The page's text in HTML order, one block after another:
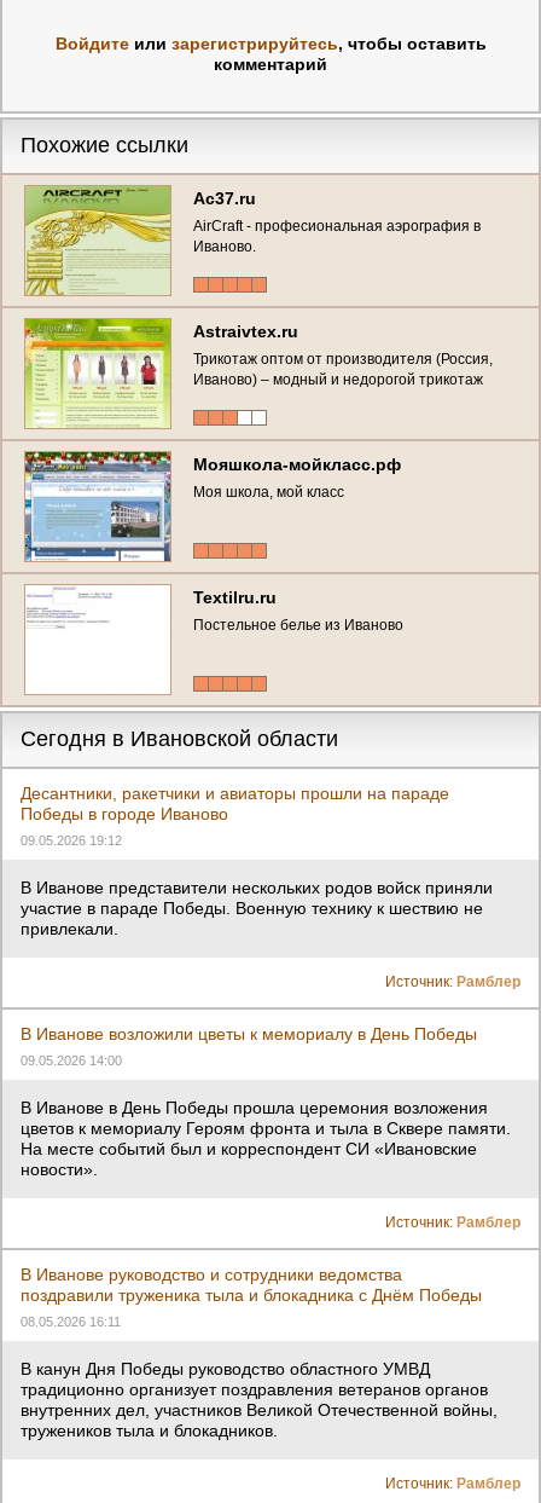
Войдитеили зарегистрируйтесь, чтобы оставить
комментарий
Похожие ссылки
Ac37.ru
AirCraft - професиональная аэрография в
Иваново.
Astraivtex.ru
Трикотаж оптом от производителя (Россия,
Иваново) – модный и недорогой трикотаж
Мояшкола-мойкласс.рф
Моя школа, мой класс
Textilru.ru
Постельное белье из Иваново
Сегодня в Ивановской области
Десантники, ракетчики и авиаторы прошли на параде
Победы в городе Иваново
09.05.2026 19:12
В Иванове представители нескольких родов войск приняли
участие в параде Победы. Военную технику к шествию не
привлекали.
Источник: Рамблер
В Иванове возложили цветы к мемориалу в День Победы
09.05.2026 14:00
В Иванове в День Победы прошла церемония возложения
цветов к мемориалу Героям фронта и тыла в Сквере памяти.
На месте событий был и корреспондент СИ «Ивановские
новости».
Источник: Рамблер
В Иванове руководство и сотрудники ведомства
поздравили труженика тыла и блокадника с Днём Победы
08.05.2026 16:11
В канун Дня Победы руководство областного УМВД
традиционно организует поздравления ветеранов органов
внутренних дел, участников Великой Отечественной войны,
тружеников тыла и блокадников.
Источник: Рамблер